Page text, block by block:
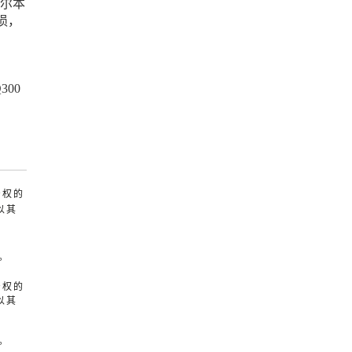
本
的
其
的
其